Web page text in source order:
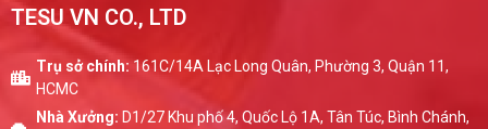
TESU VN CO., LTD
Trụ sở chính: 161C/14A Lạc Long Quân, Phường 3, Quận 11,
HCMC
Nhà Xưởng: D1/27 Khu phố 4, Quốc Lộ 1A, Tân Túc, Bình Chánh,